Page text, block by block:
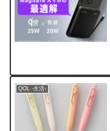
QOL -生活-